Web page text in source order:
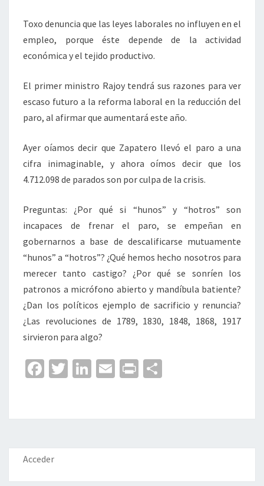
Toxo denuncia que las leyes laborales no influyen en el
empleo, porque éste depende de la actividad
económica y el tejido productivo.
El primer ministro Rajoy tendrá sus razones para ver
escaso futuro a la reforma laboral en la reducción del
paro, al afirmar que aumentará este año.
Ayer oíamos decir que Zapatero llevó el paro a una
cifra inimaginable, y ahora oímos decir que los
4.712.098 de parados son por culpa de la crisis.
Preguntas: ¿Por qué si “hunos” y “hotros” son
incapaces de frenar el paro, se empeñan en
gobernarnos a base de descalificarse mutuamente
“hunos” a “hotros”? ¿Qué hemos hecho nosotros para
merecer tanto castigo? ¿Por qué se sonríen los
patronos a micrófono abierto y mandíbula batiente?
¿Dan los políticos ejemplo de sacrificio y renuncia?
¿Las revoluciones de 1789, 1830, 1848, 1868, 1917
sirvieron para algo?
Fa
o
o
k
T
er
Li
dI
n
E
l
Pr
p
ar
Acceder